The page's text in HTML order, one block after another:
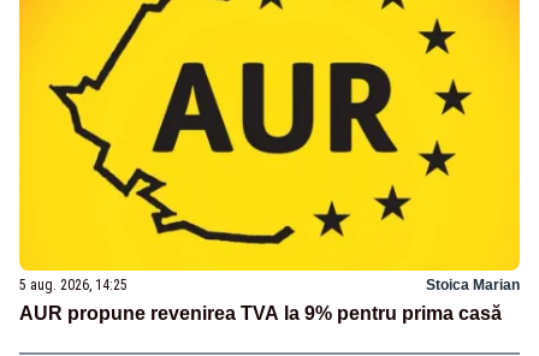
5 aug. 2026, 14:25 Stoica Marian
AUR propune revenirea TVA la 9% pentru prima casă